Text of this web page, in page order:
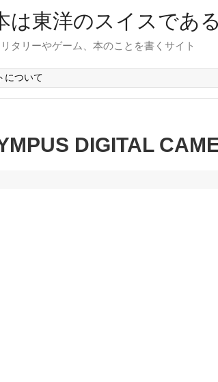
は東洋のスイスであ
タリーやゲーム、本のことを書くサイト
について
DIGITAL